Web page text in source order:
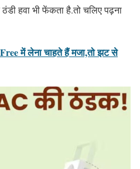
हवा भी फेंकता है.तो चलिए पढ़ना
में लेना चाहते हैं मजा,तो झट से